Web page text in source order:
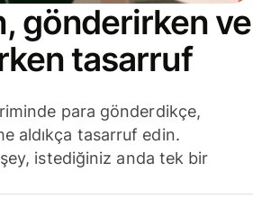
gönderirken ve
tasarruf
para gönderdikçe,
aldıkça tasarruf edin.
istediğiniz anda tek bir